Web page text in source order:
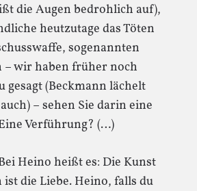
die Augen bedrohlich auf),
heutzutage das Töten
sogenannten
– wir haben früher noch
gesagt (Beckmann lächelt
– sehen Sie darin eine
Verführung? (…)
Heino heißt es: Die Kunst
ist die Liebe. Heino, falls du